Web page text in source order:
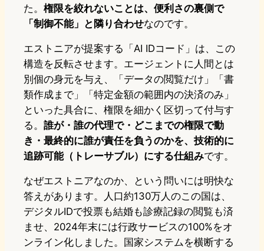
た。 権限を絞れないことは、便利さの裏側で
「制御不能」と隣り合わせなのです。
エストニアが提案する「AI IDコード」は、この
構造を反転させます。エージェントに人間とは
別個の身元を与え、「データの閲覧だけ」「書
類作成まで」「特定金額の範囲内の決済のみ」
といった具合に、権限を細かく区切って付与す
る。 誰が・誰の代理で・どこまでの権限で動
き・最終的に誰が責任を負うのかを、技術的に
追跡可能（トレーサブル）にする仕組みです。
なぜエストニアなのか、という問いには明快な
答えがあります。人口約130万人のこの国は、
デジタルIDで投票も結婚も診療記録の閲覧も済
ませ、2024年末には行政サービスの100%をオ
ンライン化しました。国家システムを横断する